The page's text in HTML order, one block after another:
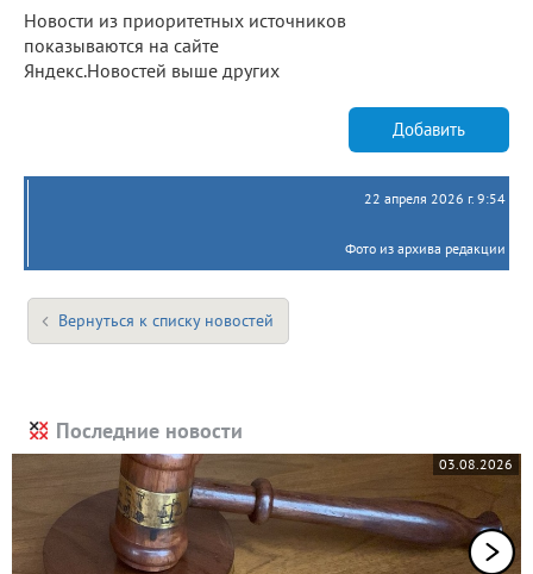
Новости из приоритетных источников
показываются на сайте
Яндекс.Новостей выше других
Добавить
22 апреля 2026 г. 9:54
Фото из архива редакции
Вернуться к списку новостей
Последние новости
03.08.2026